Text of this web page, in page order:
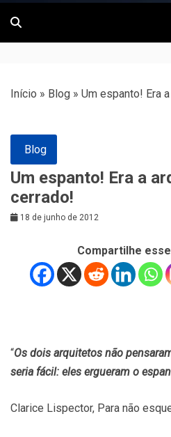
Início » Blog » Um espanto! Era
Blog
Um espanto! Era a
cerrado!
18 de junho de 2012
Compartilhe
“Os dois arquitetos não
seria fácil: eles ergueram o
Clarice Lispector, Para não